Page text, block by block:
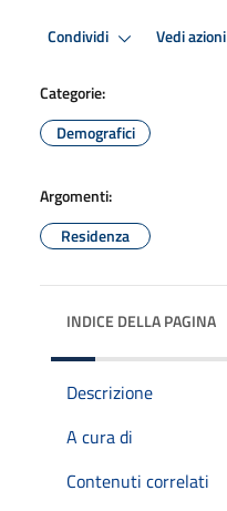
Condividi Vedi azioni
Categorie:
Demografici
Argomenti:
Residenza
INDICE DELLA PAGINA
Descrizione
A cura di
Contenuti correlati